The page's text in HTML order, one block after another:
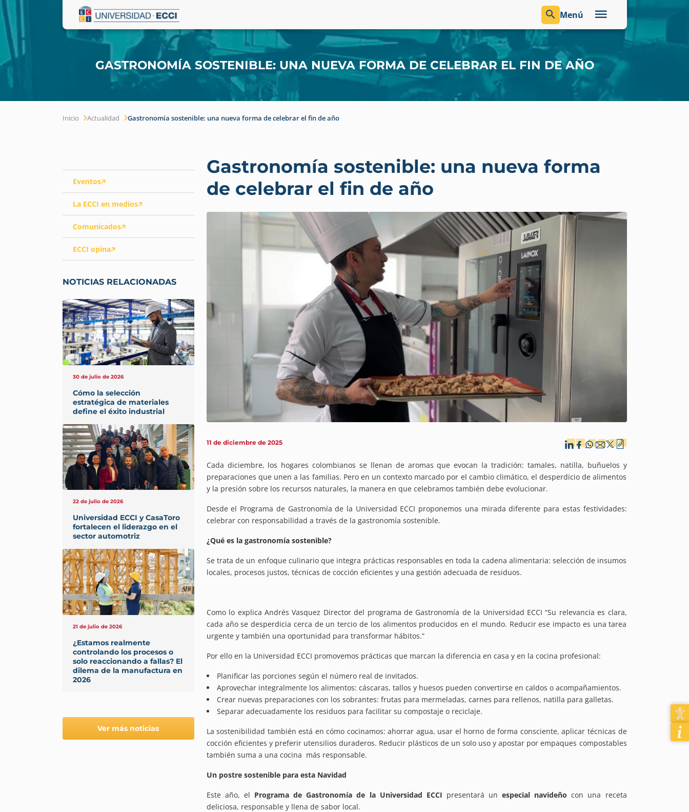
Menú
GASTRONOMÍA SOSTENIBLE: UNA NUEVA FORMA DE CELEBRAR EL FIN DE AÑO
Inicio Actualidad Gastronomía sostenible: una nueva forma de celebrar el fin de año
Eventos
La ECCI en medios
Comunicados
ECCI opina
NOTICIAS RELACIONADAS
30 de julio de 2026
Cómo la selección
estratégica de materiales
define el éxito industrial
22 de julio de 2026
Universidad ECCI y CasaToro
fortalecen el liderazgo en el
sector automotriz
21 de julio de 2026
¿Estamos realmente
controlando los procesos o
solo reaccionando a fallas? El
dilema de la manufactura en
2026
Ver más noticias
Gastronomía sostenible: una nueva forma
de celebrar el fin de año
11 de diciembre de 2025
Cada diciembre, los hogares colombianos se llenan de aromas que evocan la tradición: tamales, natilla, buñuelos y
preparaciones que unen a las familias. Pero en un contexto marcado por el cambio climático, el desperdicio de alimentos
y la presión sobre los recursos naturales, la manera en que celebramos también debe evolucionar.
Desde el Programa de Gastronomía de la Universidad ECCI proponemos una mirada diferente para estas festividades:
celebrar con responsabilidad a través de la gastronomía sostenible.
¿Qué es la gastronomía sostenible?
Se trata de un enfoque culinario que integra prácticas responsables en toda la cadena alimentaria: selección de insumos
locales, procesos justos, técnicas de cocción eficientes y una gestión adecuada de residuos.
Como lo explica Andrés Vasquez Director del programa de Gastronomía de la Universidad ECCI “Su relevancia es clara,
cada año se desperdicia cerca de un tercio de los alimentos producidos en el mundo. Reducir ese impacto es una tarea
urgente y también una oportunidad para transformar hábitos.”
Por ello en la Universidad ECCI promovemos prácticas que marcan la diferencia en casa y en la cocina profesional:
Planificar las porciones según el número real de invitados.
Aprovechar integralmente los alimentos: cáscaras, tallos y huesos pueden convertirse en caldos o acompañamientos.
Crear nuevas preparaciones con los sobrantes: frutas para mermeladas, carnes para rellenos, natilla para galletas.
Separar adecuadamente los residuos para facilitar su compostaje o reciclaje.
La sostenibilidad también está en cómo cocinamos: ahorrar agua, usar el horno de forma consciente, aplicar técnicas de
cocción eficientes y preferir utensilios duraderos. Reducir plásticos de un solo uso y apostar por empaques compostables
también suma a una cocina más responsable.
Un postre sostenible para esta Navidad
Este año, el Programa de Gastronomía de la Universidad ECCI presentará unespecial navideño con una receta
deliciosa, responsable y llena de sabor local.